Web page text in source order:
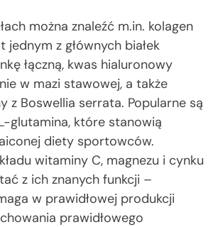
można znaleźć m.in. kolagen
z głównych białek
łączną, kwas hialuronowy
w mazi stawowej, a także
z Boswellia serrata. Popularne są
glutamina, które stanowią
diety sportowców.
witaminy C, magnezu i cynku
z ich znanych funkcji –
w prawidłowej produkcji
prawidłowego